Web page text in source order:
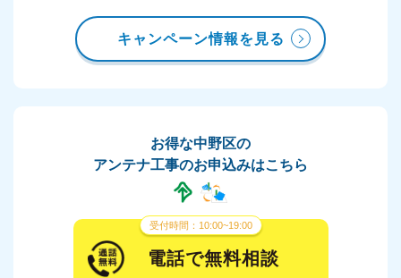
キャンペーン情報を見る
お得な中野区の
アンテナ工事のお申込みはこちら
受付時間：10:00~19:00
電話で無料相談